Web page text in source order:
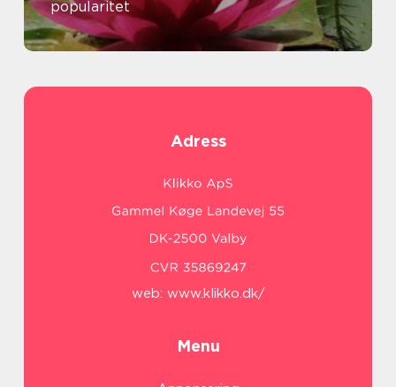
popularitet
Adress
web: www.klikko.dk/
Menu